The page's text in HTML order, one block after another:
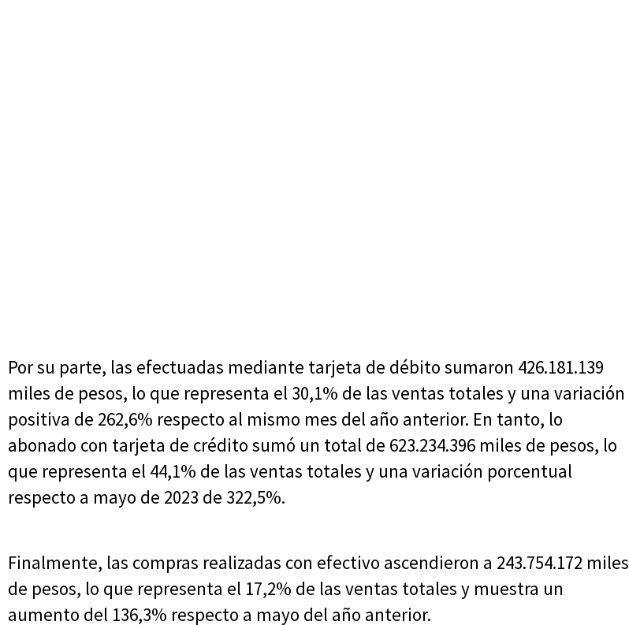
Por su parte, las efectuadas mediante tarjeta de débito sumaron 426.181.139
miles de pesos, lo que representa el 30,1% de las ventas totales y una variación
positiva de 262,6% respecto al mismo mes del año anterior. En tanto, lo
abonado con tarjeta de crédito sumó un total de 623.234.396 miles de pesos, lo
que representa el 44,1% de las ventas totales y una variación porcentual
respecto a mayo de 2023 de 322,5%.
Finalmente, las compras realizadas con efectivo ascendieron a 243.754.172 miles
de pesos, lo que representa el 17,2% de las ventas totales y muestra un
aumento del 136,3% respecto a mayo del año anterior.